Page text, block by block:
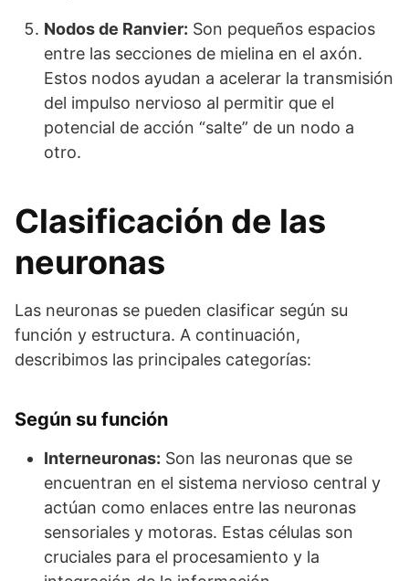
Nodos de Ranvier: Son pequeños espacios
entre las secciones de mielina en el axón.
Estos nodos ayudan a acelerar la transmisión
del impulso nervioso al permitir que el
potencial de acción “salte” de un nodo a
otro.
Clasificación de las
neuronas
Las neuronas se pueden clasificar según su
función y estructura. A continuación,
describimos las principales categorías:
Según su función
Interneuronas: Son las neuronas que se
encuentran en el sistema nervioso central y
actúan como enlaces entre las neuronas
sensoriales y motoras. Estas células son
cruciales para el procesamiento y la